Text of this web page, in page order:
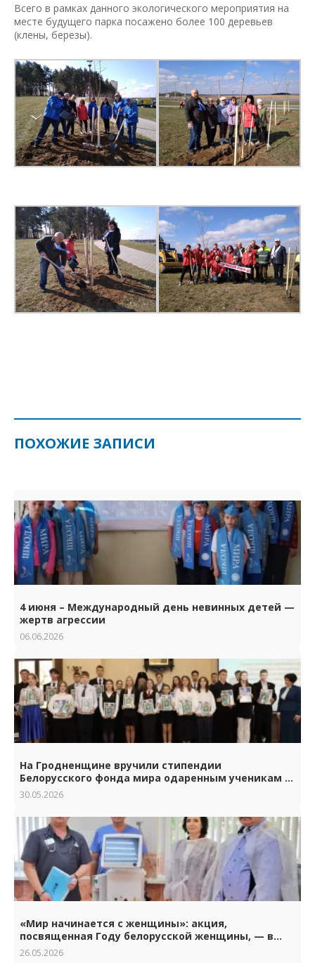
Всего в рамках данного экологического мероприятия на
месте будущего парка посажено более 100 деревьев
(клены, березы).
ПОХОЖИЕ ЗАПИСИ
4 июня – Международный день невинных детей —
жертв агрессии
06.06.2026
На Гродненщине вручили стипендии
Белорусского фонда мира одаренным ученикам и
студентам.
30.05.2026
«Мир начинается с женщины»: акция,
посвященная Году белорусской женщины, — в
Гродно
26.05.2026